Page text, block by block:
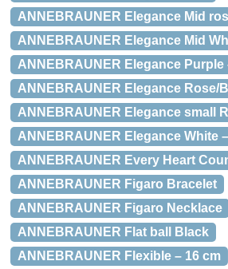
ANNEBRAUNER Elegance Mid
ANNEBRAUNER Elegance Mid
ANNEBRAUNER Elegance Purple
ANNEBRAUNER Elegance Rose/
ANNEBRAUNER Elegance small
ANNEBRAUNER Elegance White
ANNEBRAUNER Every Heart
ANNEBRAUNER Figaro Bracelet
ANNEBRAUNER Figaro Necklace
ANNEBRAUNER Flat ball Black
ANNEBRAUNER Flexible – 16 cm